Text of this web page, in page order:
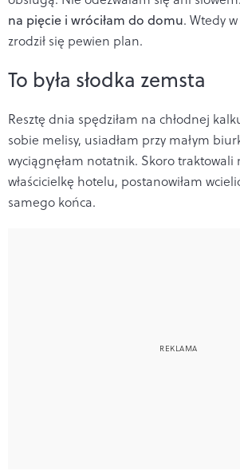
na pięcie i wróciłam do domu. Wtedy
zrodził się pewien plan.
To była słodka zemsta
Resztę dnia spędziłam na chłodnej
sobie melisy, usiadłam przy małym
wyciągnęłam notatnik. Skoro traktowali
właścicielkę hotelu, postanowiłam
samego końca.